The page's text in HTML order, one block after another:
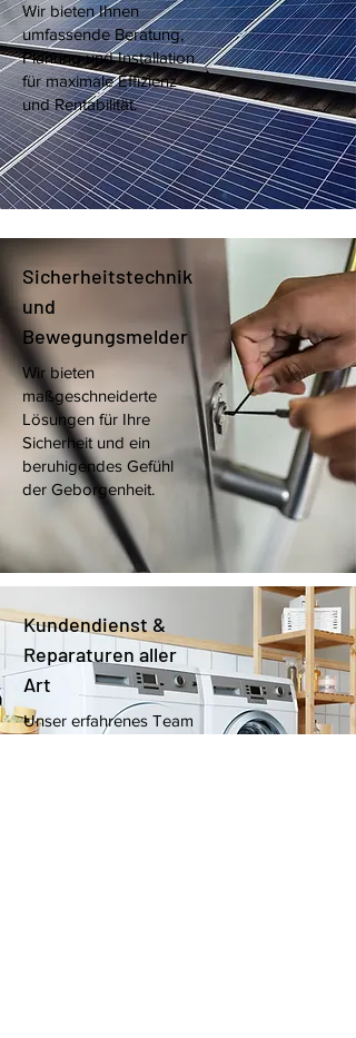
Wir bieten Ihnen
umfassende Beratung,
Planung und Installation
für maximale Effizienz
und Rentabilität.
Sicherheitstechnik
und
Bewegungsmelder
Wir bieten
maßgeschneiderte
Lösungen für Ihre
Sicherheit und ein
beruhigendes Gefühl
der Geborgenheit.
Kundendienst &
Reparaturen aller
Art
Unser erfahrenes Team